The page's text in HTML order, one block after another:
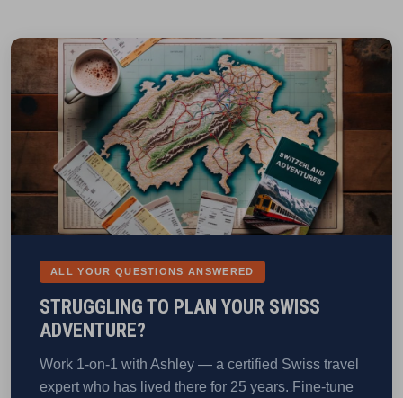
ALL YOUR QUESTIONS ANSWERED
STRUGGLING TO PLAN YOUR SWISS
ADVENTURE?
Work 1-on-1 with Ashley — a certified Swiss travel
expert who has lived there for 25 years. Fine-tune